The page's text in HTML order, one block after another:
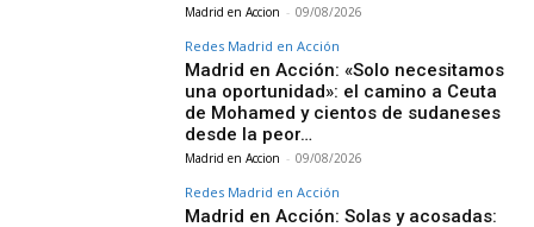
Madrid en Accion - 09/08/2026
Redes Madrid en Acción
Madrid en Acción: «Solo necesitamos
una oportunidad»: el camino a Ceuta
de Mohamed y cientos de sudaneses
desde la peor…
Madrid en Accion - 09/08/2026
Redes Madrid en Acción
Madrid en Acción: Solas y acosadas: